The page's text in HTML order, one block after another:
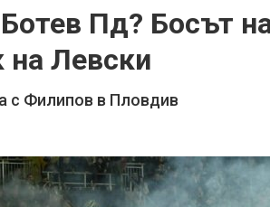
Пд? Босът
на Левски
с Филипов в Пловдив